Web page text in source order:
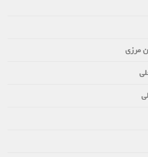
مرزی